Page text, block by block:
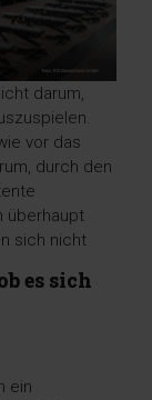
darum,
vor das
durch den
überhaupt
sich nicht
es sich
ein